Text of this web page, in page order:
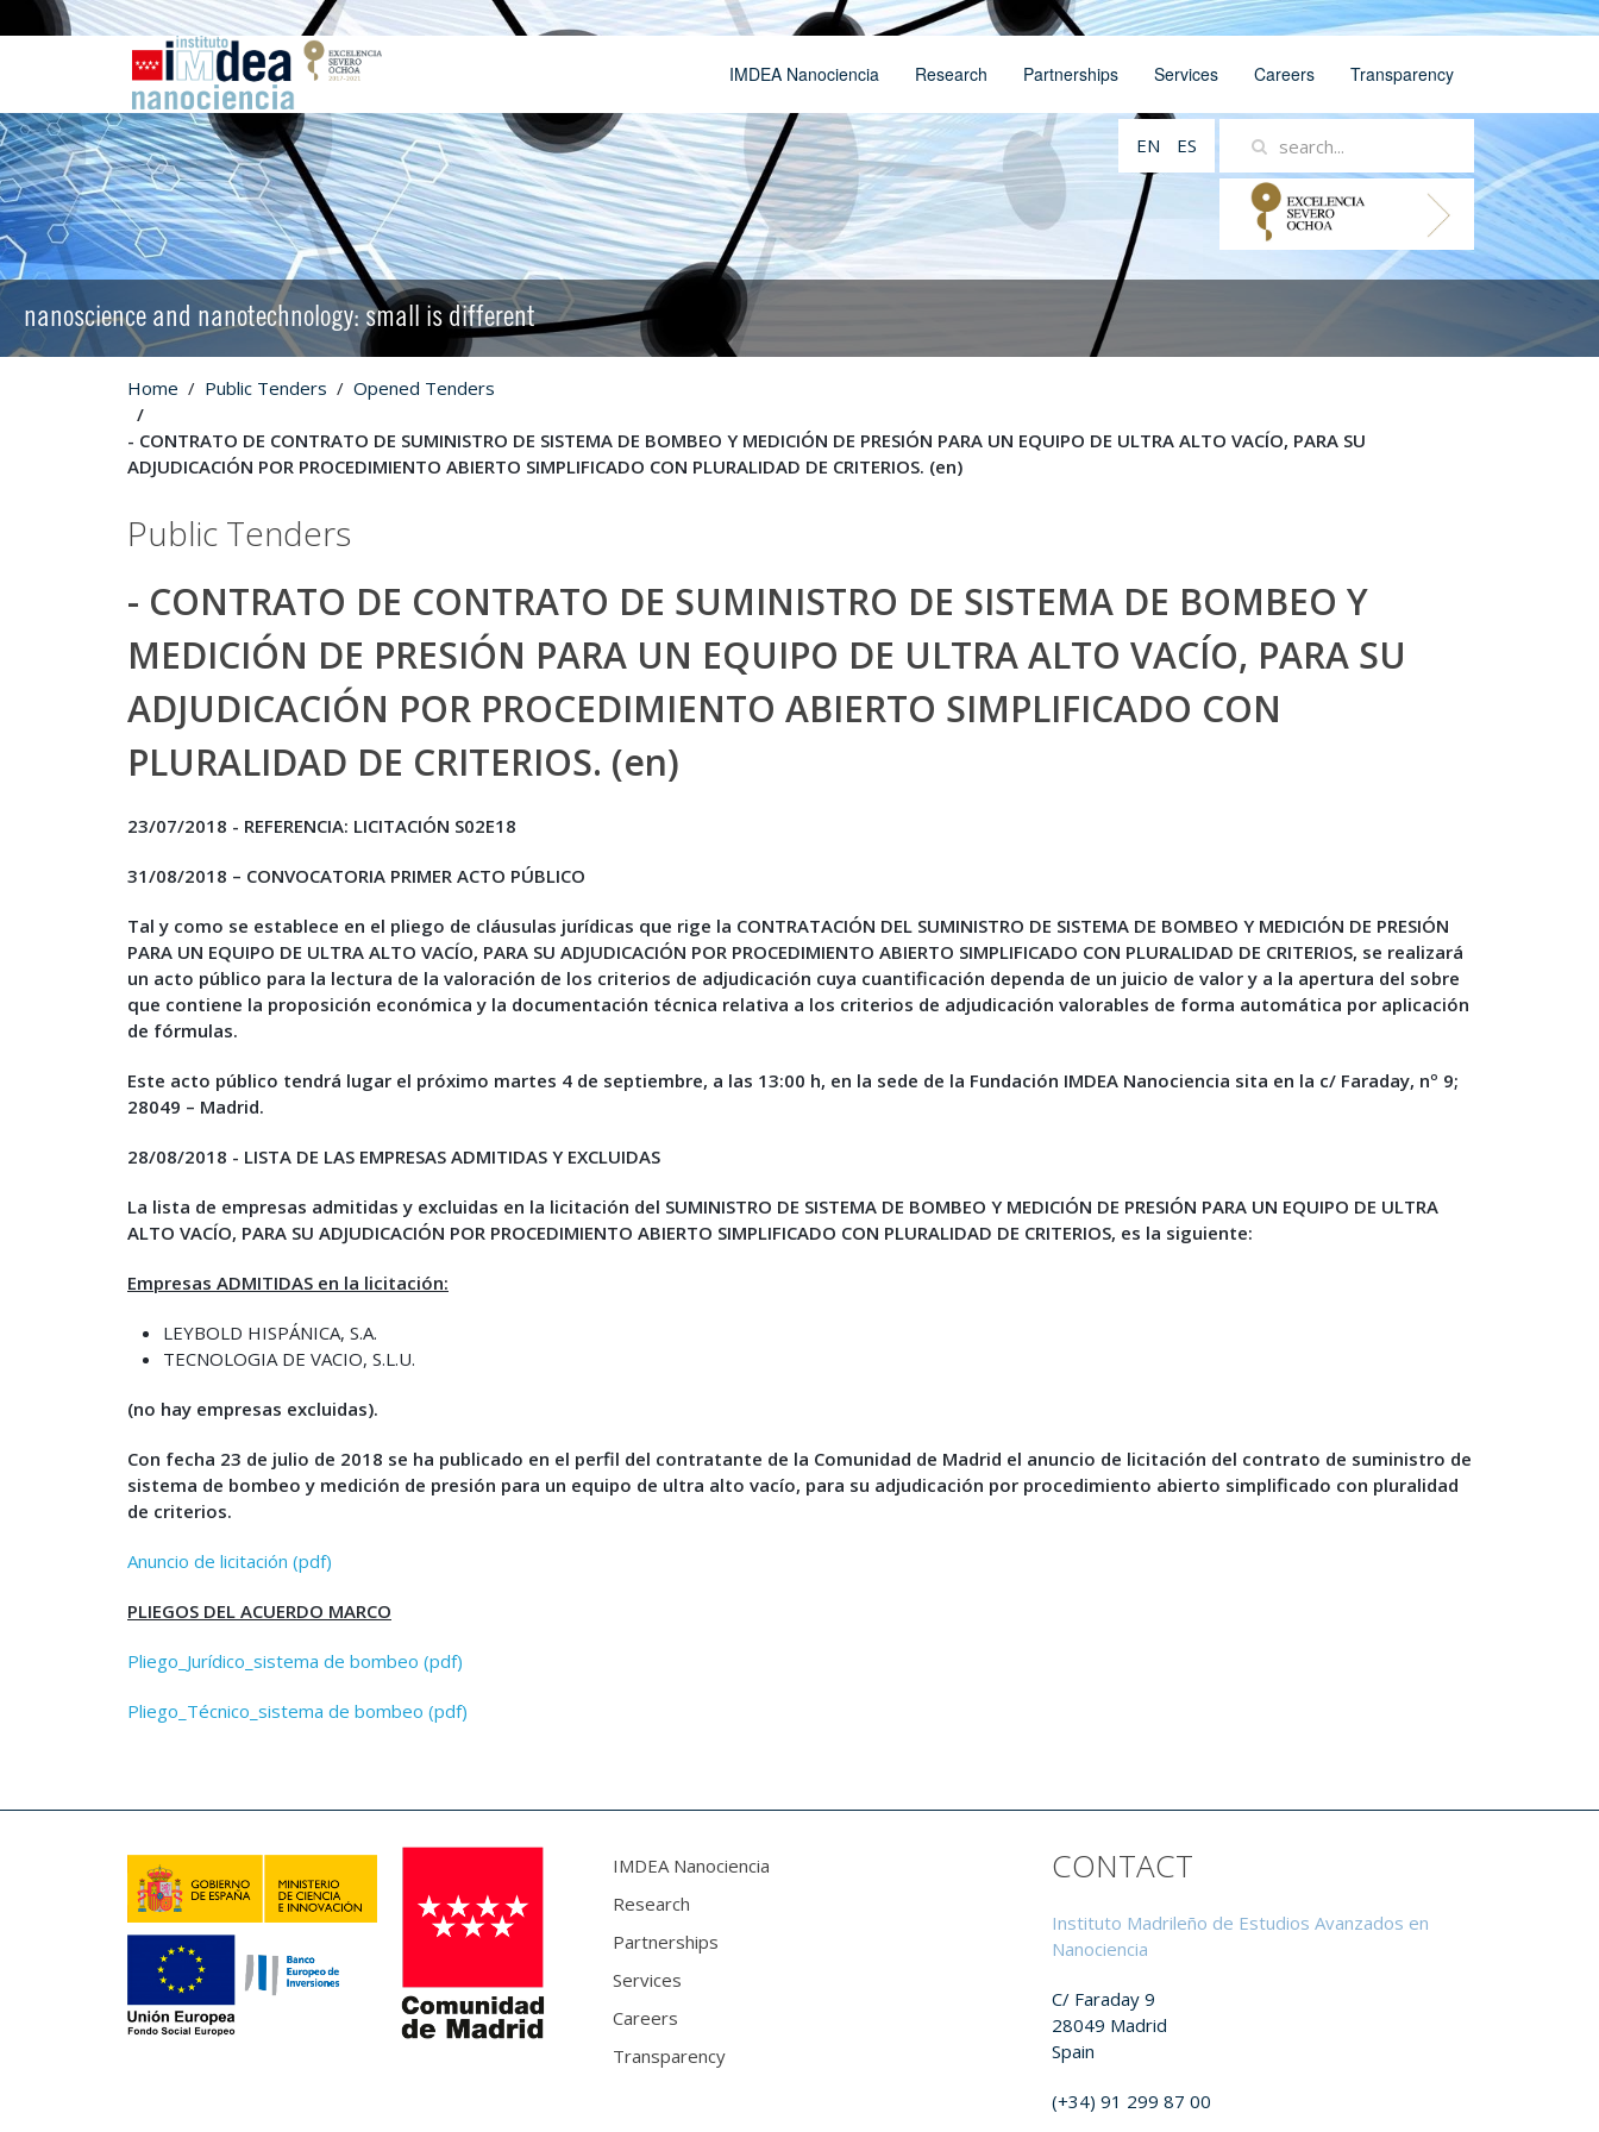
IMDEA Nanociencia Research Partnerships Services Careers Transparency
EN ES
nanoscience and nanotechnology: small is different
Home Public Tenders Opened Tenders
- CONTRATO DE CONTRATO DE SUMINISTRO DE SISTEMA DE BOMBEO Y MEDICIÓN DE PRESIÓN PARA UN EQUIPO DE ULTRA ALTO VACÍO, PARA SU
ADJUDICACIÓN POR PROCEDIMIENTO ABIERTO SIMPLIFICADO CON PLURALIDAD DE CRITERIOS. (en)
Public Tenders
- CONTRATO DE CONTRATO DE SUMINISTRO DE SISTEMA DE BOMBEO Y
MEDICIÓN DE PRESIÓN PARA UN EQUIPO DE ULTRA ALTO VACÍO, PARA SU
ADJUDICACIÓN POR PROCEDIMIENTO ABIERTO SIMPLIFICADO CON
PLURALIDAD DE CRITERIOS. (en)
23/07/2018 - REFERENCIA: LICITACIÓN S02E18
31/08/2018 – CONVOCATORIA PRIMER ACTO PÚBLICO
Tal y como se establece en el pliego de cláusulas jurídicas que rige la CONTRATACIÓN DEL SUMINISTRO DE SISTEMA DE BOMBEO Y MEDICIÓN DE PRESIÓN
PARA UN EQUIPO DE ULTRA ALTO VACÍO, PARA SU ADJUDICACIÓN POR PROCEDIMIENTO ABIERTO SIMPLIFICADO CON PLURALIDAD DE CRITERIOS, se realizará
un acto público para la lectura de la valoración de los criterios de adjudicación cuya cuantificación dependa de un juicio de valor y a la apertura del sobre
que contiene la proposición económica y la documentación técnica relativa a los criterios de adjudicación valorables de forma automática por aplicación
de fórmulas.
Este acto público tendrá lugar el próximo martes 4 de septiembre, a las 13:00 h, en la sede de la Fundación IMDEA Nanociencia sita en la c/ Faraday, nº 9;
28049 – Madrid.
28/08/2018 - LISTA DE LAS EMPRESAS ADMITIDAS Y EXCLUIDAS
La lista de empresas admitidas y excluidas en la licitación del SUMINISTRO DE SISTEMA DE BOMBEO Y MEDICIÓN DE PRESIÓN PARA UN EQUIPO DE ULTRA
ALTO VACÍO, PARA SU ADJUDICACIÓN POR PROCEDIMIENTO ABIERTO SIMPLIFICADO CON PLURALIDAD DE CRITERIOS, es la siguiente:
Empresas ADMITIDAS en la licitación:
LEYBOLD HISPÁNICA, S.A.
TECNOLOGIA DE VACIO, S.L.U.
(no hay empresas excluidas).
Con fecha 23 de julio de 2018 se ha publicado en el perfil del contratante de la Comunidad de Madrid el anuncio de licitación del contrato de suministro de
sistema de bombeo y medición de presión para un equipo de ultra alto vacío, para su adjudicación por procedimiento abierto simplificado con pluralidad
de criterios.
Anuncio de licitación (pdf)
PLIEGOS DEL ACUERDO MARCO
Pliego_Jurídico_sistema de bombeo (pdf)
Pliego_Técnico_sistema de bombeo (pdf)
IMDEA Nanociencia
Research
Partnerships
Services
Careers
Transparency
CONTACT
Instituto Madrileño de Estudios Avanzados en
Nanociencia
C/ Faraday 9
28049 Madrid
Spain
(+34) 91 299 87 00